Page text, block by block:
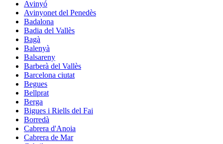
Avinyó
Avinyonet del Penedès
Badalona
Badia del Vallès
Bagà
Balenyà
Balsareny
Barberà del Vallès
Barcelona ciutat
Begues
Bellprat
Berga
Bigues i Riells del Fai
Borredà
Cabrera d'Anoia
Cabrera de Mar